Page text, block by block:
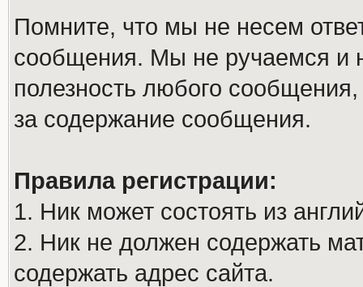
Помните, что мы не несем
сообщения. Мы не ручаемся и
полезность любого
за содержание сообщения.
Правила регистрации:
1. Ник может состоять из
2. Ник не должен содержать
содержать адрес сайта.